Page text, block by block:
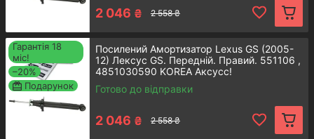
Зворотній зв'язок
Наші спеціалісти зв'яжуться з вами для
підтвердження замовлення, уточнять дані
для відправки та перевірять правильність
2 046 ₴ 2 558 ₴
Гарантія 18
міс!
–20%
Подарунок
Посилений Амортизатор Lexus GS (2005-
12) Лексус GS. Передній. Правий. 551106 ,
4851030590 KOREA Аксусс!
Готово до відправки
2 046 ₴ 2 558 ₴